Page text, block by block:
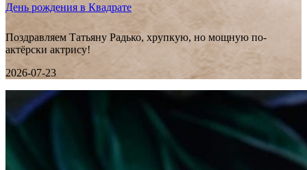
День рождения в Квадрате
Поздравляем Татьяну Радько, хрупкую, но мощную по-
актёрски актрису!
2026-07-23